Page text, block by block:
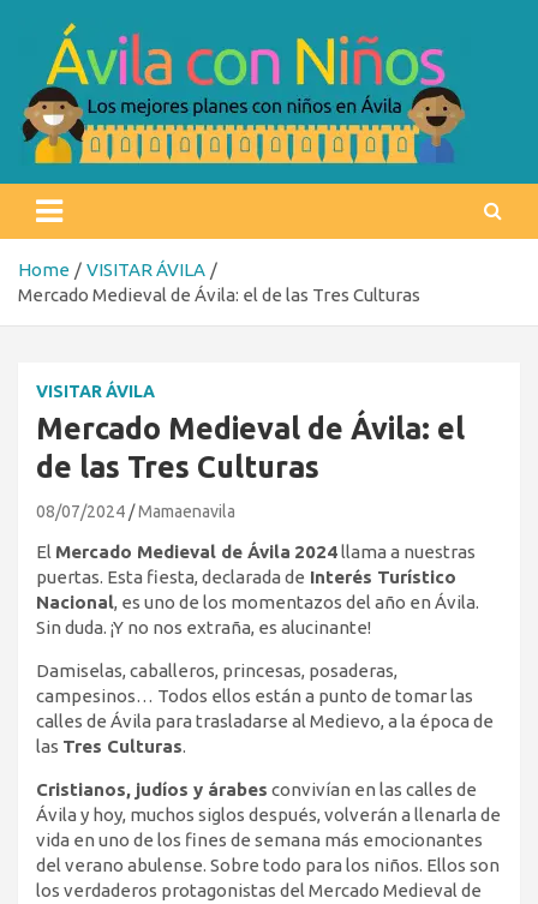
content
Ávila con niños
Home
VISITAR ÁVILA
Mercado Medieval de Ávila: el de las Tres Culturas
VISITAR ÁVILA
Mercado Medieval de Ávila: el
de las Tres Culturas
08/07/2024 Mamaenavila
El Mercado Medieval de Ávila 2024llama a nuestras
puertas. Esta fiesta, declarada de Interés Turístico
Nacional, es uno de los momentazos del año en Ávila.
Sin duda. ¡Y no nos extraña, es alucinante!
Damiselas, caballeros, princesas, posaderas,
campesinos… Todos ellos están a punto de tomar las
calles de Ávila para trasladarse al Medievo, a la época de
las Tres Culturas.
Cristianos, judíos y árabes convivían en las calles de
Ávila y hoy, muchos siglos después, volverán a llenarla de
vida en uno de los fines de semana más emocionantes
del verano abulense. Sobre todo para los niños. Ellos son
los verdaderos protagonistas del Mercado Medieval de